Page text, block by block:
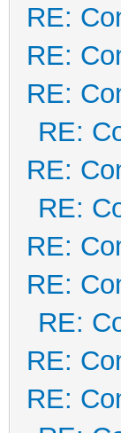
RE:
RE:
RE:
RE:
RE:
RE:
RE:
RE:
RE:
RE:
RE: